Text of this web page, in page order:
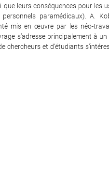
leurs conséquences pour les
paramédicaux). A.
mis en œuvre par les néo-
s’adresse principalement à
chercheurs et d’étudiants